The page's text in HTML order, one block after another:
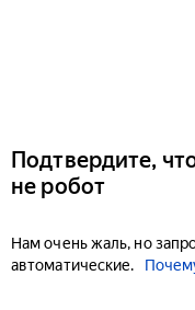
Подтвердите,
не робот
Нам очень жаль, но
автоматические.